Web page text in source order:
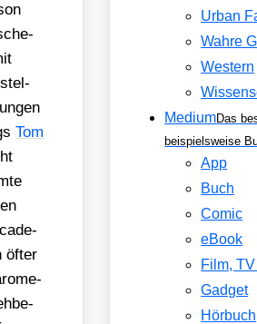
Tom
öfter
Urban
Wahre
Western
MediumDas
beispielsweise
App
Buch
Comic
eBook
Film,
Gadget
Hörbuch